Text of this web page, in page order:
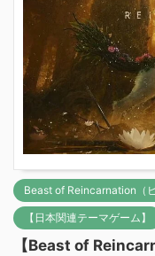
Beast of Reincarnation（
【日本関連テーマゲーム】
【Beast of